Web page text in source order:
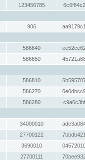
123456785
906
586640
586650
586810
586270
586280
34000010
27700122
3690010
27700111